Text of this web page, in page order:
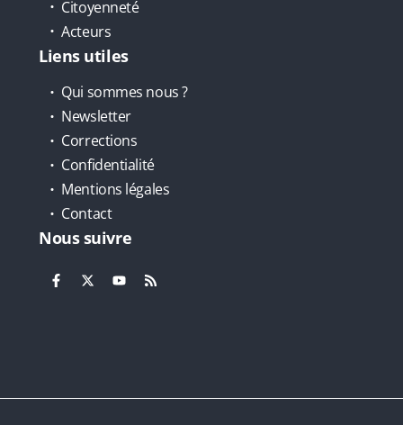
Citoyenneté
Acteurs
Liens utiles
Qui sommes nous ?
Newsletter
Corrections
Confidentialité
Mentions légales
Contact
Nous suivre